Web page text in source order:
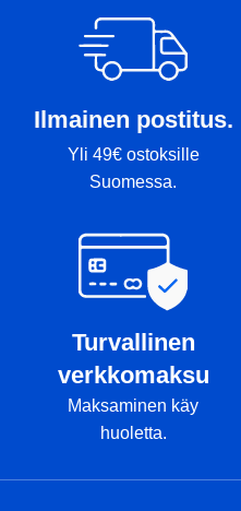
Ilmainen postitus.
Yli 49€ ostoksille
Suomessa.
Turvallinen
verkkomaksu
Maksaminen käy
huoletta.